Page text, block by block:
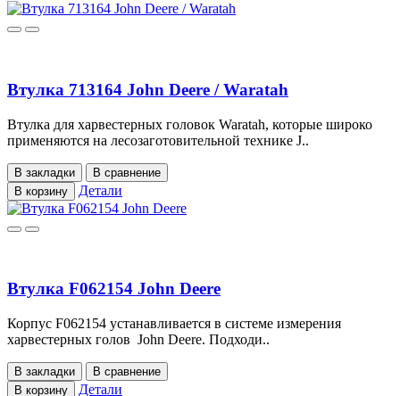
Втулка 713164 John Deere / Waratah
Втулка для харвестерных головок Waratah, которые широко
применяются на лесозаготовительной технике J..
В закладки
В сравнение
В корзину
Детали
Втулка F062154 John Deere
Корпус F062154 устанавливается в системе измерения
харвестерных голов John Deere. Подходи..
В закладки
В сравнение
В корзину
Детали